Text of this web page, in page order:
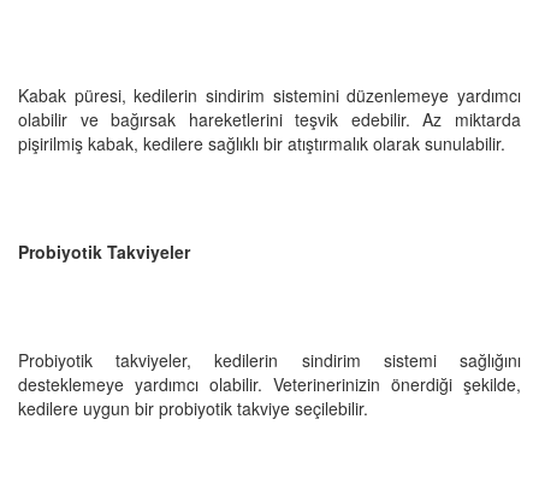
Kabak püresi, kedilerin sindirim sistemini düzenlemeye yardımcı
olabilir ve bağırsak hareketlerini teşvik edebilir. Az miktarda
pişirilmiş kabak, kedilere sağlıklı bir atıştırmalık olarak sunulabilir.
Probiyotik Takviyeler
Probiyotik takviyeler, kedilerin sindirim sistemi sağlığını
desteklemeye yardımcı olabilir. Veterinerinizin önerdiği şekilde,
kedilere uygun bir probiyotik takviye seçilebilir.